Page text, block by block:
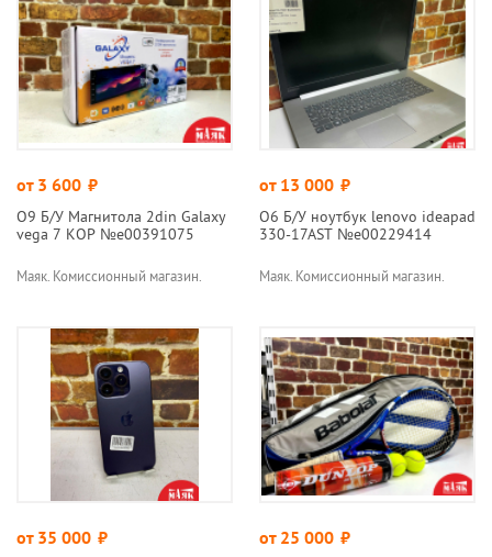
от 3 600 руб.
О9 Б/У Магнитола 2din Galaxy
vega 7 КОР №e00391075
Маяк. Комиссионный магазин.
от 13 000 руб.
О6 Б/У ноутбук lenovo ideapad
330-17AST №e00229414
Маяк. Комиссионный магазин.
от 35 000 руб. от 25 000 руб.